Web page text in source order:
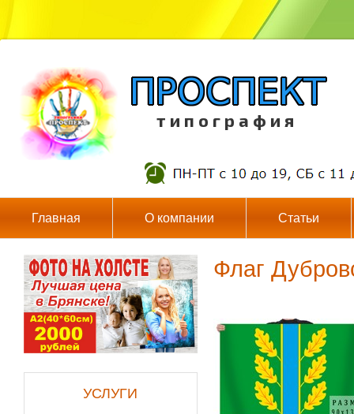
т и п о г р а ф и я
Главная О компании Статьи
УСЛУГИ
Флаг